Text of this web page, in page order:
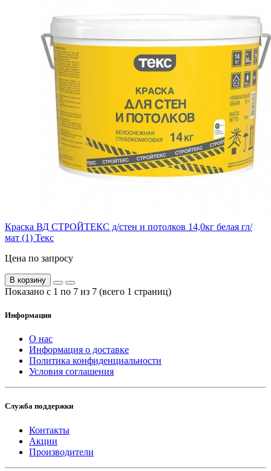
Краска ВД СТРОЙТЕКС д/стен и потолков 14,0кг белая гл/
мат (1) Текс
Цена по запросу
В корзину
Показано с 1 по 7 из 7 (всего 1 страниц)
Информация
О нас
Информация о доставке
Политика конфиденциальности
Условия соглашения
Служба поддержки
Контакты
Акции
Производители